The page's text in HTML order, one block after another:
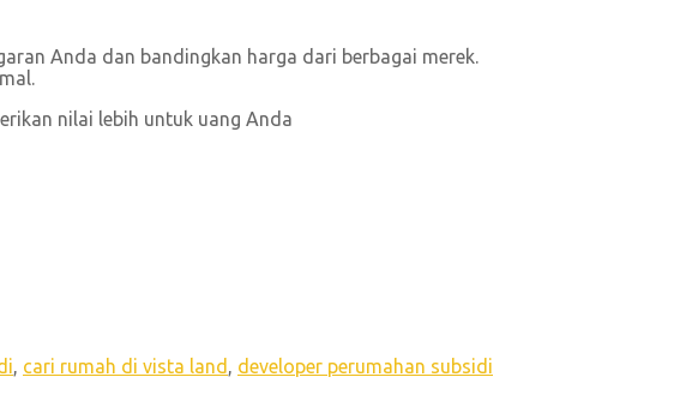
Anda dan bandingkan harga dari berbagai merek.
nilai lebih untuk uang Anda
, cari rumah di vista land , developer perumahan subsidi